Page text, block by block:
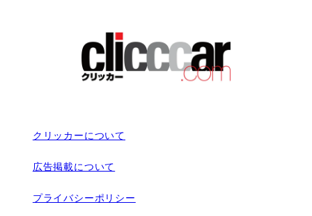
クリッカーについて
広告掲載について
プライバシーポリシー